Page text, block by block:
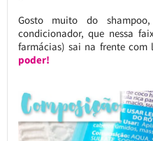
Gosto muito do
condicionador, que nessa
farmácias) sai na frente com
poder!